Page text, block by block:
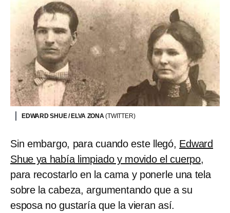
EDWARD SHUE / ELVA ZONA(TWITTER)
Sin embargo, para cuando este llegó, Edward
Shue ya había limpiado y movido el cuerpo,
para recostarlo en la cama y ponerle una tela
sobre la cabeza, argumentando que a su
esposa no gustaría que la vieran así.